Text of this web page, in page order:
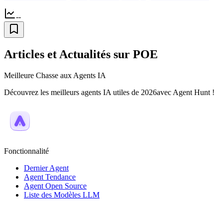
--
Articles et Actualités sur POE
Meilleure Chasse aux Agents IA
Découvrez les meilleurs agents IA utiles de 2026avec Agent Hunt !
Fonctionnalité
Dernier Agent
Agent Tendance
Agent Open Source
Liste des Modèles LLM